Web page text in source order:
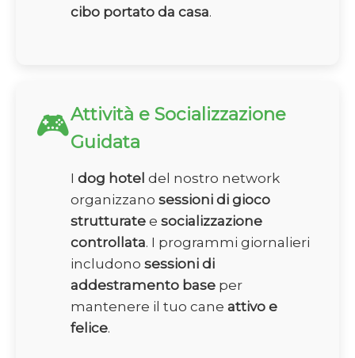
cibo portato da casa.
🎮Attività e Socializzazione
Guidata
I dog hotel del nostro network
organizzano sessioni di gioco
strutturate e socializzazione
controllata. I programmi giornalieri
includono sessioni di
addestramento base per
mantenere il tuo cane attivo e
felice.